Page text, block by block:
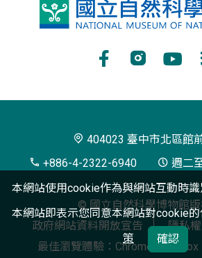
國
博
物
館
404023 臺中市北區館
+886-4-2322-6940
週二
© 國立自然科學博物館
政府網站資料開放宣告
隱私
最佳瀏覽體驗：Chrome、Firefox
本網站使用cookie作為與網站互動時
本網站即表示您同意本網站對cookie
策
確認